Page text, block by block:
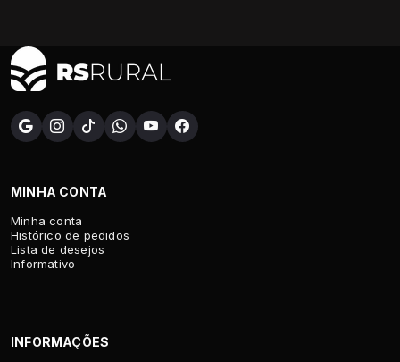
MINHA CONTA
Minha conta
Histórico de pedidos
Lista de desejos
Informativo
INFORMAÇÕES